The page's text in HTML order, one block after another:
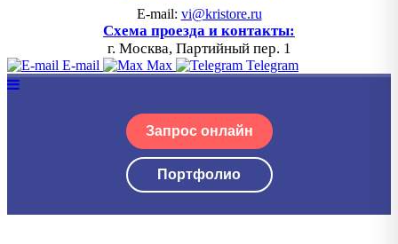
E-mail: vi@kristore.ru
Схема проезда и контакты:
г. Москва, Партийный пер. 1
E-mail Max Telegram
Запрос онлайн
Портфолио